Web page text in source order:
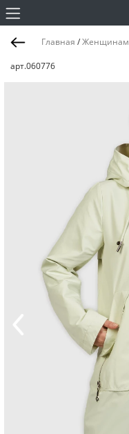
Главная /Женщинам
арт.060776